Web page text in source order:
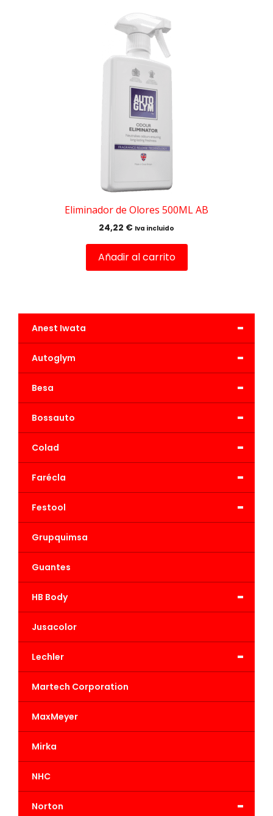
Eliminador de Olores 500ML AB
24,22 € Iva incluido
Añadir al carrito
-
Anest Iwata
-
Autoglym
-
Besa
-
Bossauto
-
Colad
-
Farécla
-
Festool
Grupquimsa
Guantes
-
HB Body
Jusacolor
-
Lechler
Martech Corporation
MaxMeyer
Mirka
NHC
-
Norton